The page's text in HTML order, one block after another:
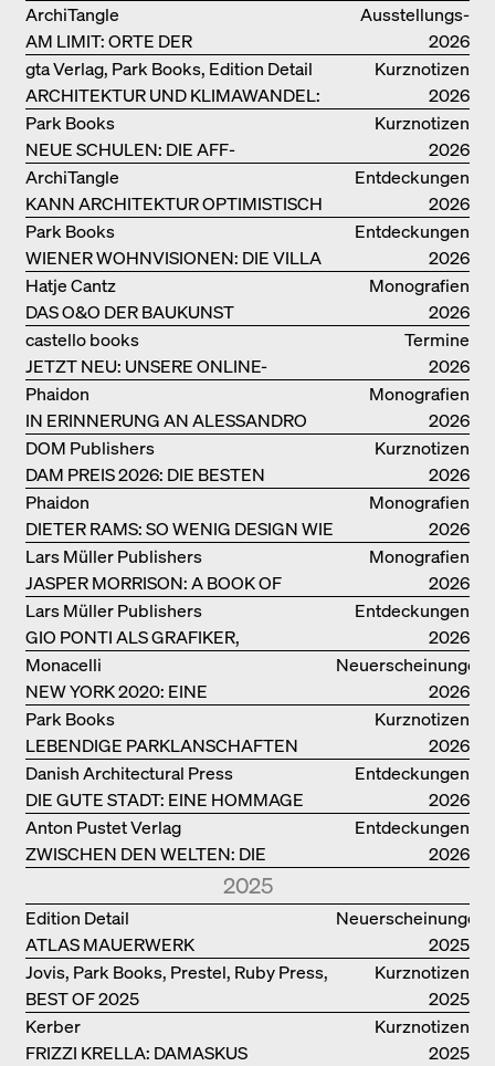
Ausstellungs­
kataloge
AM LIMIT: ORTE DER
LEBENSMITTELPRODUKTION
ArchiTangle
2026
Kurznotizen
ARCHITEKTUR UND KLIMAWANDEL:
WEITERE BUCHEMPFEHLUNGEN
gta Verlag, Park Books, Edition Detail
2026
Kurznotizen
NEUE SCHULEN: DIE AFF-
MONOGRAFIE
Park Books
2026
Entdeckungen
KANN ARCHITEKTUR OPTIMISTISCH
SEIN?
ArchiTangle
2026
Entdeckungen
WIENER WOHNVISIONEN: DIE VILLA
REZEK
Park Books
2026
Monografien
DAS O&O DER BAUKUNST
Hatje Cantz
2026
Termine
JETZT NEU: UNSERE ONLINE-
BUCHHANDLUNG
castello books
2026
Monografien
IN ERINNERUNG AN ALESSANDRO
MENDINI
Phaidon
2026
Kurznotizen
DAM PREIS 2026: DIE BESTEN
BAUTEN IN/AUS DEUTSCHLAND
DOM Publishers
2026
Monografien
DIETER RAMS: SO WENIG DESIGN WIE
MÖGLICH
Phaidon
2026
Monografien
JASPER MORRISON: A BOOK OF
THINGS
Lars Müller Publishers
2026
Entdeckungen
GIO PONTI ALS GRAFIKER,
ARCHITEKT, DESIGNER….
Lars Müller Publishers
2026
Neuerscheinungen
NEW YORK 2020: EINE
ENZYKLOPÄDIE DER ARCHITEKTUR
Monacelli
2026
Kurznotizen
LEBENDIGE PARKLANSCHAFTEN
Park Books
2026
Entdeckungen
DIE GUTE STADT: EINE HOMMAGE
DES MENSCHENFREUNDS JAN GEHL
Danish Architectural Press
2026
Entdeckungen
ZWISCHEN DEN WELTEN: DIE
POWER-ARCHITEKTIN ELIZABETH
SCHEU CLOSE
Anton Pustet Verlag
2026
2025
Neuerscheinungen
ATLAS MAUERWERK
Edition Detail
2025
Kurznotizen
BEST OF 2025
Jovis, Park Books, Prestel, Ruby Press,
Scheidegger Spiess, Steidl, Thames &
Hudson, Walther König
2025
Kurznotizen
FRIZZI KRELLA: DAMASKUS
Kerber
2025